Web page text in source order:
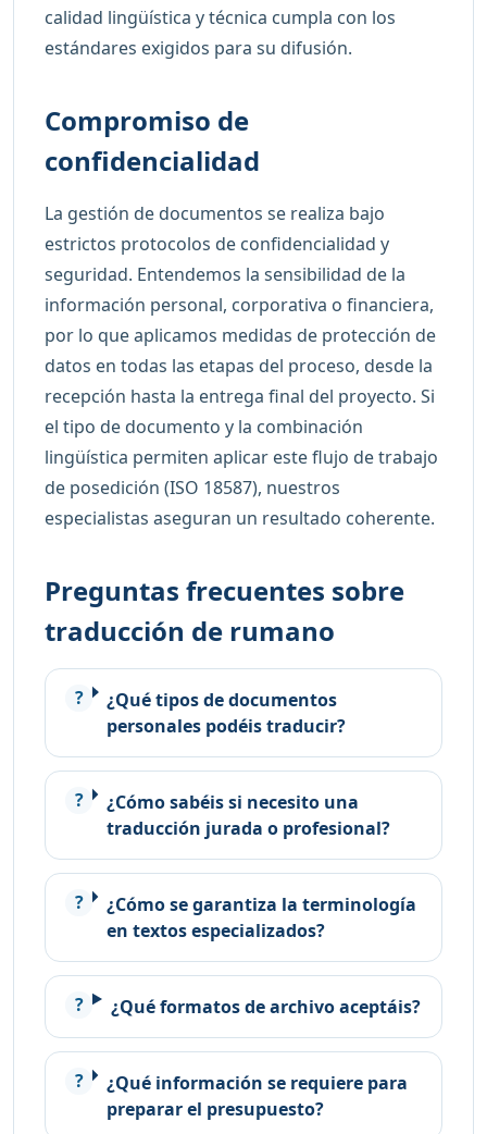
calidad lingüística y técnica cumpla con los
estándares exigidos para su difusión.
Compromiso de
confidencialidad
La gestión de documentos se realiza bajo
estrictos protocolos de confidencialidad y
seguridad. Entendemos la sensibilidad de la
información personal, corporativa o financiera,
por lo que aplicamos medidas de protección de
datos en todas las etapas del proceso, desde la
recepción hasta la entrega final del proyecto. Si
el tipo de documento y la combinación
lingüística permiten aplicar este flujo de trabajo
de posedición (ISO 18587), nuestros
especialistas aseguran un resultado coherente.
Preguntas frecuentes sobre
traducción de rumano
¿Qué tipos de documentos
personales podéis traducir?
¿Cómo sabéis si necesito una
traducción jurada o profesional?
¿Cómo se garantiza la terminología
en textos especializados?
¿Qué formatos de archivo aceptáis?
¿Qué información se requiere para
preparar el presupuesto?